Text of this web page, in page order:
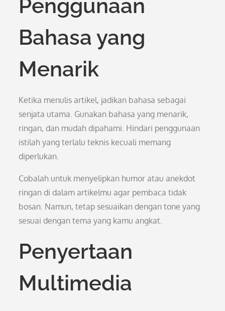
Penggunaan
Bahasa yang
Menarik
Ketika menulis artikel, jadikan bahasa sebagai
senjata utama. Gunakan bahasa yang menarik,
ringan, dan mudah dipahami. Hindari penggunaan
istilah yang terlalu teknis kecuali memang
diperlukan.
Cobalah untuk menyelipkan humor atau anekdot
ringan di dalam artikelmu agar pembaca tidak
bosan. Namun, tetap sesuaikan dengan tone yang
sesuai dengan tema yang kamu angkat.
Penyertaan
Multimedia